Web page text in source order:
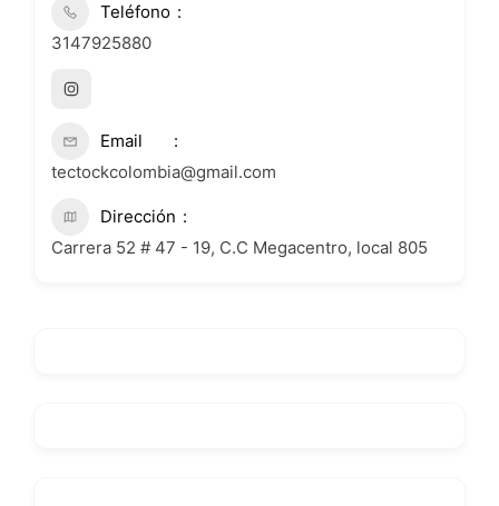
Teléfono
3147925880
Email
tectockcolombia@gmail.com
Dirección
Carrera 52 # 47 - 19, C.C Megacentro, local 805